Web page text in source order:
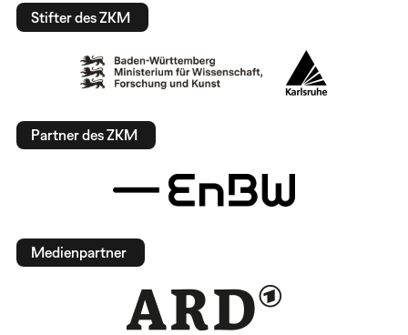
Stifter des ZKM
Partner des ZKM
Medienpartner